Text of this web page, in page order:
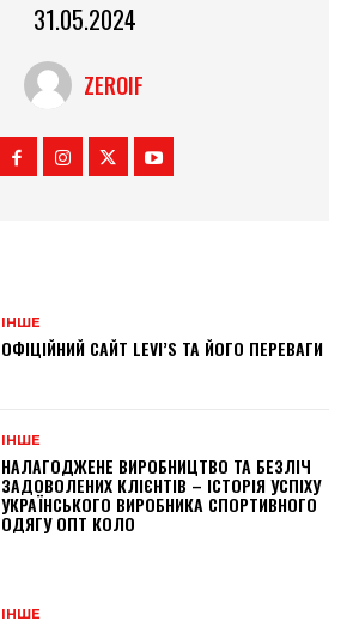
31.05.2024
ZEROIF
ІНШЕ
ОФІЦІЙНИЙ САЙТ LEVI’S ТА ЙОГО ПЕРЕВАГИ
ІНШЕ
НАЛАГОДЖЕНЕ ВИРОБНИЦТВО ТА БЕЗЛІЧ
ЗАДОВОЛЕНИХ КЛІЄНТІВ – ІСТОРІЯ УСПІХУ
УКРАЇНСЬКОГО ВИРОБНИКА СПОРТИВНОГО
ОДЯГУ ОПТ КОЛО
ІНШЕ